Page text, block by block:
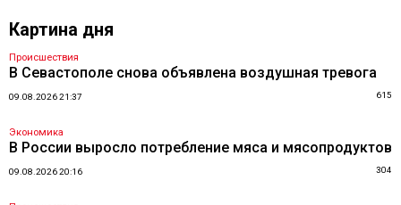
Картина дня
Происшествия
В Севастополе снова объявлена воздушная тревога
09.08.2026 21:37 615
Экономика
В России выросло потребление мяса и мясопродуктов
09.08.2026 20:16 304